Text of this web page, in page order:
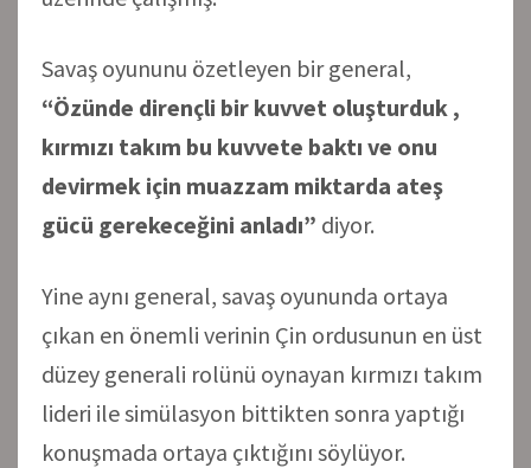
Savaş oyununu özetleyen bir general,
“Özünde dirençli bir kuvvet oluşturduk ,
kırmızı takım bu kuvvete baktı ve onu
devirmek için muazzam miktarda ateş
gücü gerekeceğini anladı” diyor.
Yine aynı general, savaş oyununda ortaya
çıkan en önemli verinin Çin ordusunun en üst
düzey generali rolünü oynayan kırmızı takım
lideri ile simülasyon bittikten sonra yaptığı
konuşmada ortaya çıktığını söylüyor.